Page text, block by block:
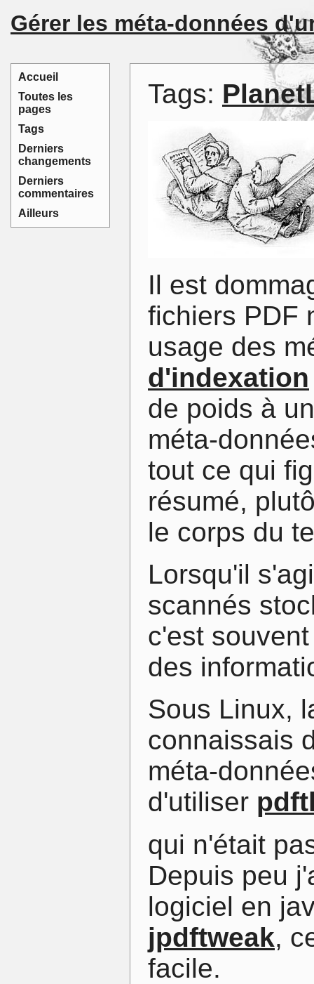
Accueil
Toutes les
pages
Tags
Derniers
changements
Derniers
commentaires
Ailleurs
Gérer les méta-données
Tags:
Il est
fichiers PDF
usage des
d'indexation
de poids à
méta-
tout ce qui
résumé,
le corps du
Lorsqu'il
scannés
c'est
des
Sous Linux,
connaissais
méta-
d'utiliser
qui n'était
Depuis peu
logiciel en
jpdftweak,
facile.